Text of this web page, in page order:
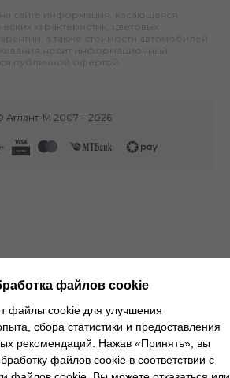
сайте информация, касающаяся
характеристик, цветовых
а также стоимости автомобилей
носит информационный
публичной офертой.
Атлант-М 2007 – 2026
файлов cookie
файлы cookie для улучшения
сбора статистики и предоставления
рекомендаций. Нажав «Принять», вы
файлов cookie в соответствии с